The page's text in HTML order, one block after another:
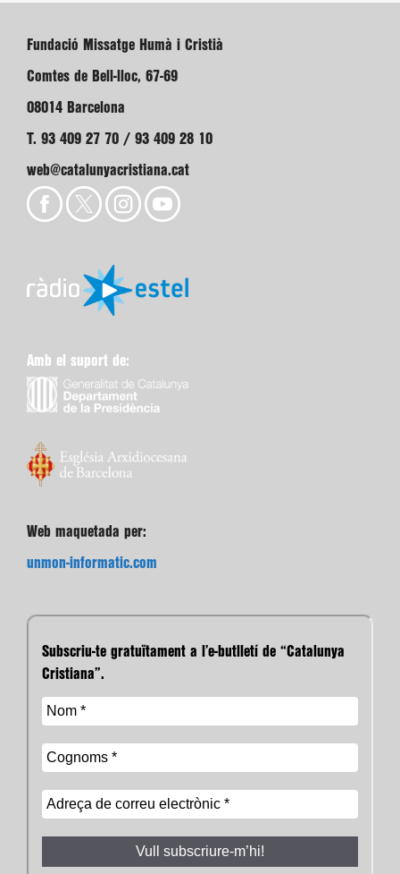
Fundació Missatge Humà i Cristià
Comtes de Bell-lloc, 67-69
08014 Barcelona
T. 93 409 27 70 / 93 409 28 10
web@catalunyacristiana.cat
Amb el suport de:
Web maquetada per:
unmon-informatic.com
Subscriu-te gratuïtament a l’e-butlletí de “Catalunya
Cristiana”.